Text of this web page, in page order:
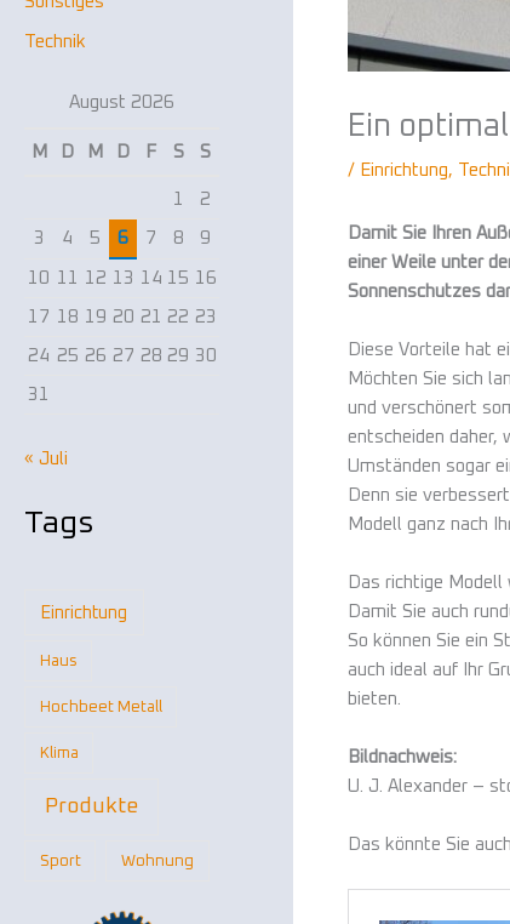
Technik
August 2026
M D M D F S S
1 2
3 4 5 6 7 8 9
10 11 12 13 14 15 16
17 18 19 20 21 22 23
24 25 26 27 28 29 30
31
« Juli
Tags
Einrichtung
Haus
Hochbeet Metall
Klima
Produkte
Sport Wohnung
Ein
/ Einrichtung,
Damit Sie Ihren
einer Weile unter
Sonnenschutzes
Diese Vorteile hat
Möchten Sie sich
und verschönert
entscheiden daher,
Umständen sogar
Denn sie
Modell ganz nach
Das richtige Modell
Damit Sie auch
So können Sie ein
auch ideal auf Ihr
bieten.
Bildnachweis:
U. J. Alexander –
Das könnte Sie